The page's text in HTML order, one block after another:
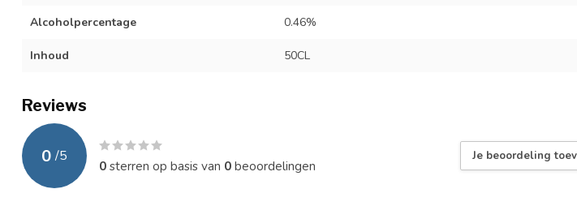
Alcoholpercentage 0.46%
Inhoud 50CL
Reviews
0 /5
0sterren op basis van 0beoordelingen
Je beoordeling